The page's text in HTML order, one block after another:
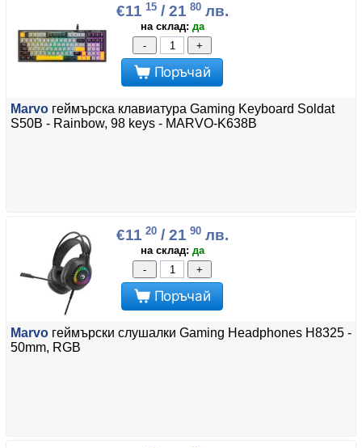
€11 15/ 21 80лв.
на склад: да
-
+
Поръчай
Marvo геймърска клавиатура Gaming Keyboard Soldat
S50B - Rainbow, 98 keys - MARVO-K638B
€11 20/ 21 90лв.
на склад: да
-
+
Поръчай
Marvo геймърски слушалки Gaming Headphones H8325 -
50mm, RGB